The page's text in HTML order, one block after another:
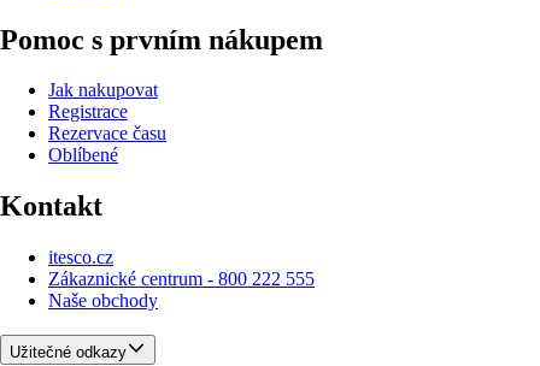
Pomoc s prvním nákupem
Jak nakupovat
Registrace
Rezervace času
Oblíbené
Kontakt
itesco.cz
Zákaznické centrum - 800 222 555
Naše obchody
Užitečné odkazy